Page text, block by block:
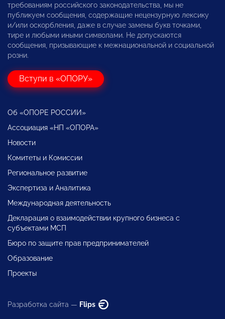
требованиям российского законодательства, мы не
публикуем сообщения, содержащие нецензурную лексику
и/или оскорбления, даже в случае замены букв точками,
тире и любыми иными символами. Не допускаются
сообщения, призывающие к межнациональной и социальной
розни.
Вступи в «ОПОРУ»
Об «ОПОРЕ РОССИИ»
Ассоциация «НП «ОПОРА»
Новости
Комитеты и Комиссии
Региональное развитие
Экспертиза и Аналитика
Международная деятельность
Декларация о взаимодействии крупного бизнеса с
субъектами МСП
Бюро по защите прав предпринимателей
Образование
Проекты
Разработка сайта — Flips